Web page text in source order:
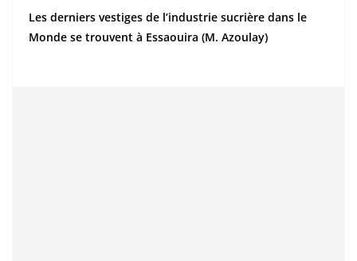
Les derniers vestiges de l’industrie sucrière dans le
Monde se trouvent à Essaouira (M. Azoulay)